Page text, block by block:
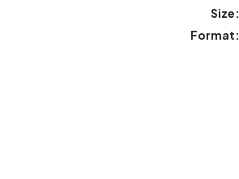
Size:
Format: